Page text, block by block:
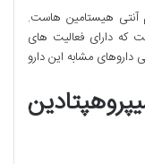
آنتی هیستامین هاست.
که دارای فعالیت های
مشابه این دارو